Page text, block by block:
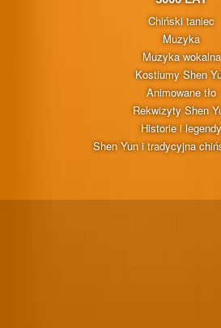
Chiński taniec
Muzyka
Muzyka wokalna
Kostiumy Shen
Animowane tło
Rekwizyty Shen
Historie i legendy
Shen Yun i tradycyjna